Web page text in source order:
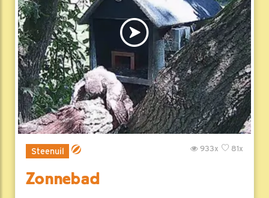
Steenuil 81x
933x
Zonnebad